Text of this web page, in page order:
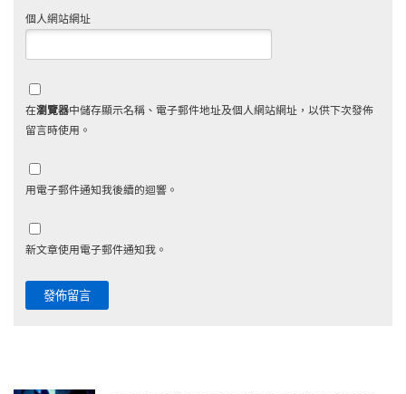
個人網站網址
在瀏覽器中儲存顯示名稱、電子郵件地址及個人網站網址，以供下次發佈
留言時使用。
用電子郵件通知我後續的迴響。
新文章使用電子郵件通知我。